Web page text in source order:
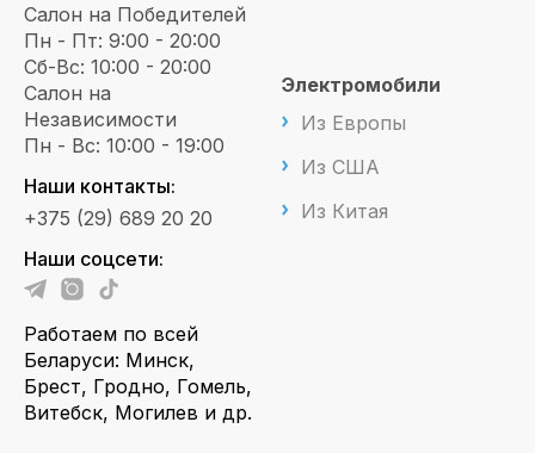
Салон на Победителей
Пн - Пт: 9:00 - 20:00
Сб-Вс: 10:00 - 20:00
Салон на
Независимости
Пн - Вс: 10:00 - 19:00
Наши контакты:
+375 (29) 689 20 20
Наши соцсети:
Работаем по всей
Беларуси: Минск,
Брест, Гродно, Гомель,
Витебск, Могилев и др.
Электромобили
Из Европы
Из США
Из Китая